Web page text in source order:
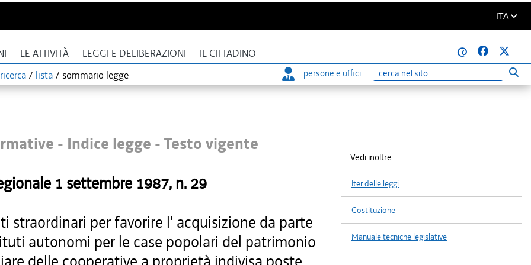
ITA
LE ATTIVITÀ LEGGI E DELIBERAZIONI IL CITTADINO
@
ricerca / lista / sommario legge persone e uffici
Ricerca
- Indice legge - Testo vigente
1 settembre 1987, n. 29
straordinari per favorire l' acquisizione da parte
autonomi per le case popolari del patrimonio
Vedi inoltre
Iter delle leggi
Costituzione
Manuale tecniche legislative